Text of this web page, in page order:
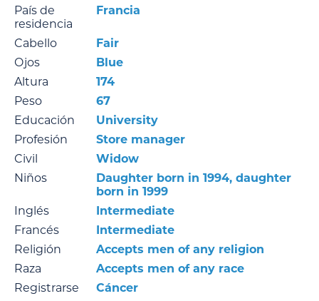
País de
residencia
Francia
Cabello
Fair
Ojos
Blue
Altura
174
Peso
67
Educación
University
Profesión
Store manager
Civil
Widow
Niños
Daughter born in 1994, daughter
born in 1999
Inglés
Intermediate
Francés
Intermediate
Religión
Accepts men of any religion
Raza
Accepts men of any race
Registrarse
Cáncer